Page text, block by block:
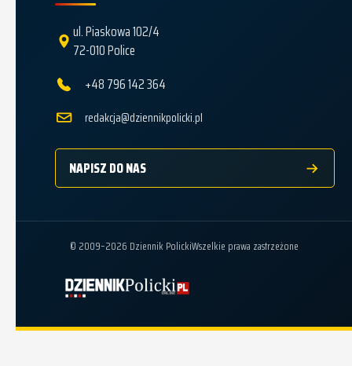
ul. Piaskowa 102/4
72-010 Police
+48 796 142 364
redakcja@dziennikpolicki.pl
NAPISZ DO NAS
© 2009–2026 Dziennik PolickiWszelkie prawa zastrzeżone